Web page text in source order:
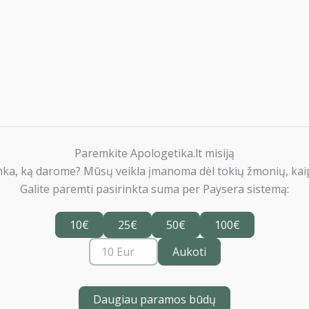
Paremkite Apologetika.lt misiją
ką darome? Mūsų veikla įmanoma dėl tokių žmonių,
Galite paremti pasirinkta suma per Paysera sistemą:
10€ 25€ 50€
100€
Aukoti
Daugiau paramos būdų